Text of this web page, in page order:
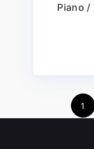
Piano /
1